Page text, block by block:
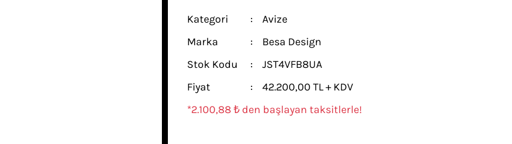
Kategori
Avize
Marka
Besa Design
Stok Kodu
JST4VFB8UA
Fiyat
42.200,00 TL + KDV
*2.100,88 ₺ den başlayan taksitlerle!